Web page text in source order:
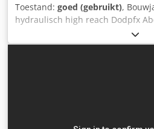
Toestand: goed (gebruikt),
hydraulisch high reach Dodpfx
informatie = Bouwjaar: 2018
Bouwmachines
goed Optische staat: goed